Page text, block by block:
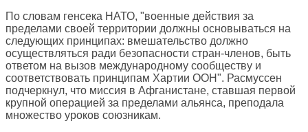
По словам генсека НАТО, "военные действия за
пределами своей территории должны основываться на
следующих принципах: вмешательство должно
осуществляться ради безопасности стран-членов, быть
ответом на вызов международному сообществу и
соответствовать принципам Хартии ООН". Расмуссен
подчеркнул, что миссия в Афганистане, ставшая первой
крупной операцией за пределами альянса, преподала
множество уроков союзникам.